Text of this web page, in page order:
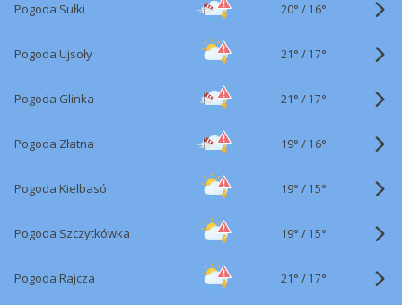
Pogoda Sułki 20° / 16°
Pogoda Ujsoły 21° / 17°
Pogoda Glinka 21° / 17°
Pogoda Złatna 19° / 16°
Pogoda Kielbasó 19° / 15°
Pogoda Szczytkówka 19° / 15°
Pogoda Rajcza 21° / 17°